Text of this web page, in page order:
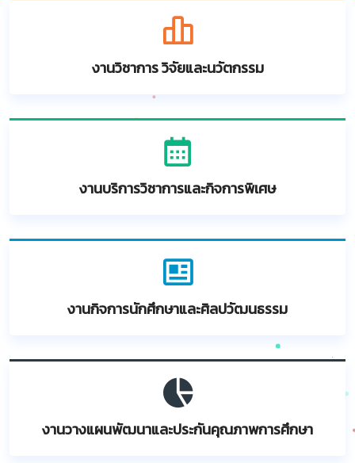
งานวิชาการ วิจัยและนวัตกรรม
งานบริการวิชาการและกิจการพิเศษ
งานกิจการนักศึกษาและศิลปวัฒนธรรม
งานวางแผนพัฒนาและประกันคุณภาพการศึกษา